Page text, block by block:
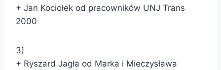
+ Jan Kociołek od pracowników UNJ Trans
2000
3)
+ Ryszard Jagła od Marka i Mieczysława